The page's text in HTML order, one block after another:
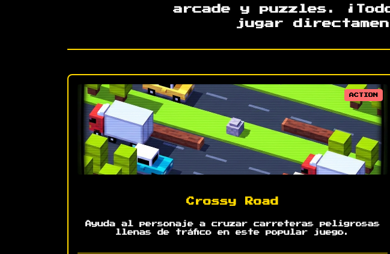
arcade y puzzles.
jugar
ACTION
Crossy Road
Ayuda al personaje a cruzar carreteras peligrosas
llenas de tráfico en este popular juego.